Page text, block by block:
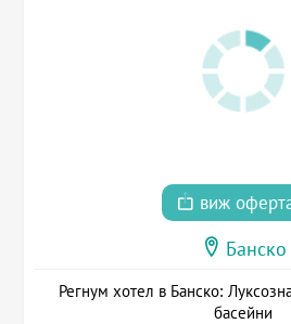
виж
Банско
Регнум хотел в Банско:
басейни